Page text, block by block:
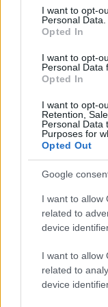
consent section.
I want to opt-
Personal Data.
Opted In
I want to opt-
Personal Data
Opted In
I want to opt-
Retention,
Personal Data
Purposes for
Opted Out
Google
I want to allow
related to
device
I want to allow
related to
device
Διαβάστε